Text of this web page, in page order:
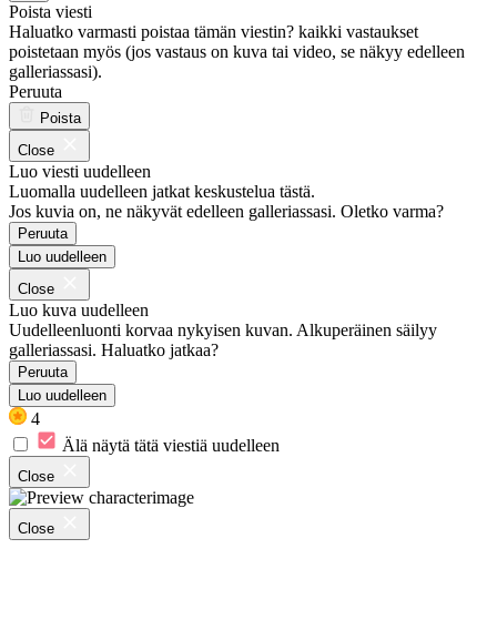
Poista viesti
Haluatko varmasti poistaa tämän viestin? kaikki vastaukset
poistetaan myös (jos vastaus on kuva tai video, se näkyy edelleen
galleriassasi).
Peruuta
Poista
Close
Luo viesti uudelleen
Luomalla uudelleen jatkat keskustelua tästä.
Jos kuvia on, ne näkyvät edelleen galleriassasi. Oletko varma?
Peruuta
Luo uudelleen
Close
Luo kuva uudelleen
Uudelleenluonti korvaa nykyisen kuvan. Alkuperäinen säilyy
galleriassasi. Haluatko jatkaa?
Peruuta
Luo uudelleen
4
Älä näytä tätä viestiä uudelleen
Close
Close